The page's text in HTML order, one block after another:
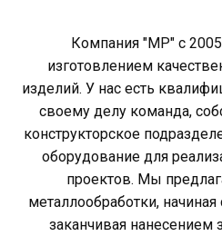
Компания "МР" с 2005
изготовлением
изделий. У нас есть
своему делу команда,
конструкторское
оборудование для
проектов. Мы
металлообработки, начиная
заканчивая нанесением